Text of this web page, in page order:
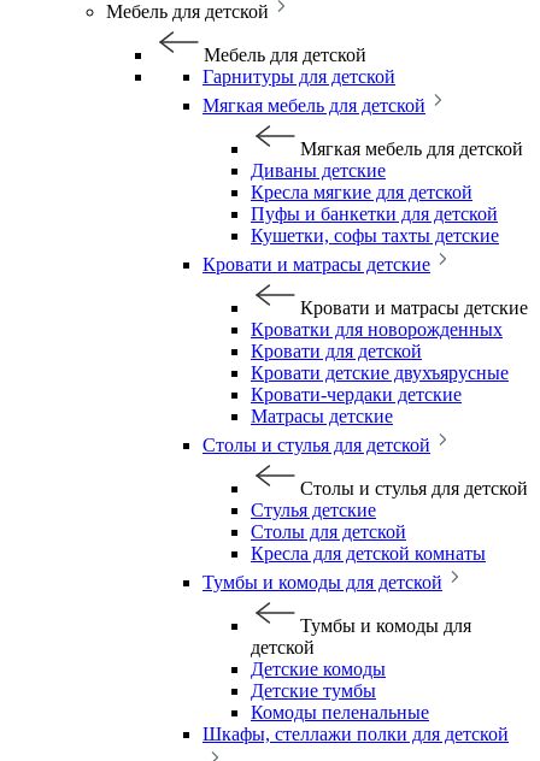
Мебель для детской
Мебель для детской
Гарнитуры для детской
Мягкая мебель для детской
Мягкая мебель для детской
Диваны детские
Кресла мягкие для детской
Пуфы и банкетки для детской
Кушетки, софы тахты детские
Кровати и матрасы детские
Кровати и матрасы детские
Кроватки для новорожденных
Кровати для детской
Кровати детские двухъярусные
Кровати-чердаки детские
Матрасы детские
Столы и стулья для детской
Столы и стулья для детской
Стулья детские
Столы для детской
Кресла для детской комнаты
Тумбы и комоды для детской
Тумбы и комоды для
детской
Детские комоды
Детские тумбы
Комоды пеленальные
Шкафы, стеллажи полки для детской